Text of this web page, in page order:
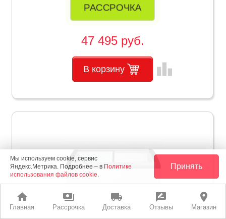
home
Главная
payments
Рассрочка
local_shipping
Доставка
rate_review
Отзывы
place
Магазин
РАССРОЧКА
47 495 руб.
В корзину leaderboard
Мы используем cookie, сервис
Яндекс.Метрика. Подробнее – в Политике
использования файлов cookie.
Принять